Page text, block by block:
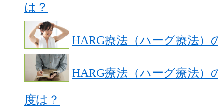
は？
HARG療法（ハーグ療法）
HARG療法（ハーグ療法）
度は？